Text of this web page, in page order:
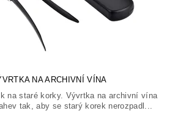
NA ARCHIVNÍ VÍNA
na staré korky. Vývrtka na archivní vína
tak, aby se starý korek nerozpadl...